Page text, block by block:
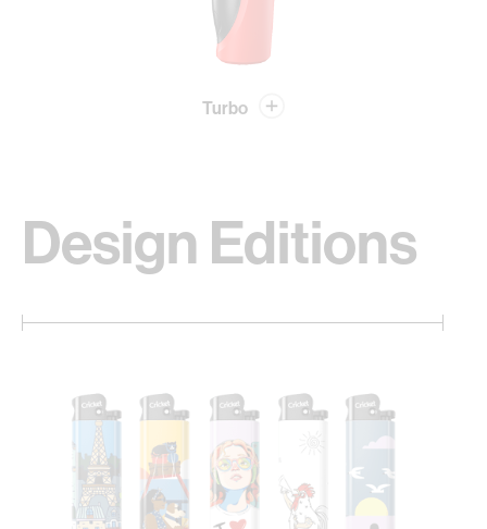
Turbo
Design Editions